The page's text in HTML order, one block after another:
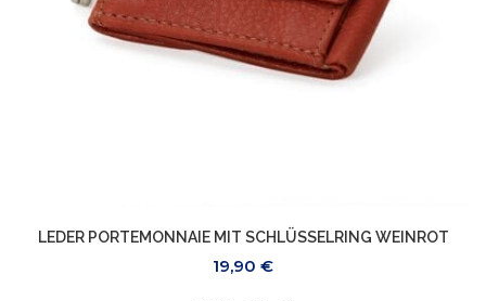
LEDER PORTEMONNAIE MIT SCHLÜSSELRING WEINROT
19,90 €